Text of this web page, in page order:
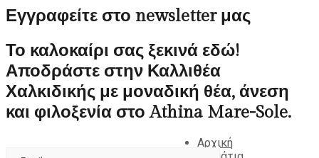
Εγγραφείτε στο newsletter μας
Το καλοκαίρι σας ξεκινά εδώ!
Αποδράστε στην Καλλιθέα
Χαλκιδικής με μοναδική θέα, άνεση
και φιλοξενία στο Athina Mare-Sole.
Αρχική